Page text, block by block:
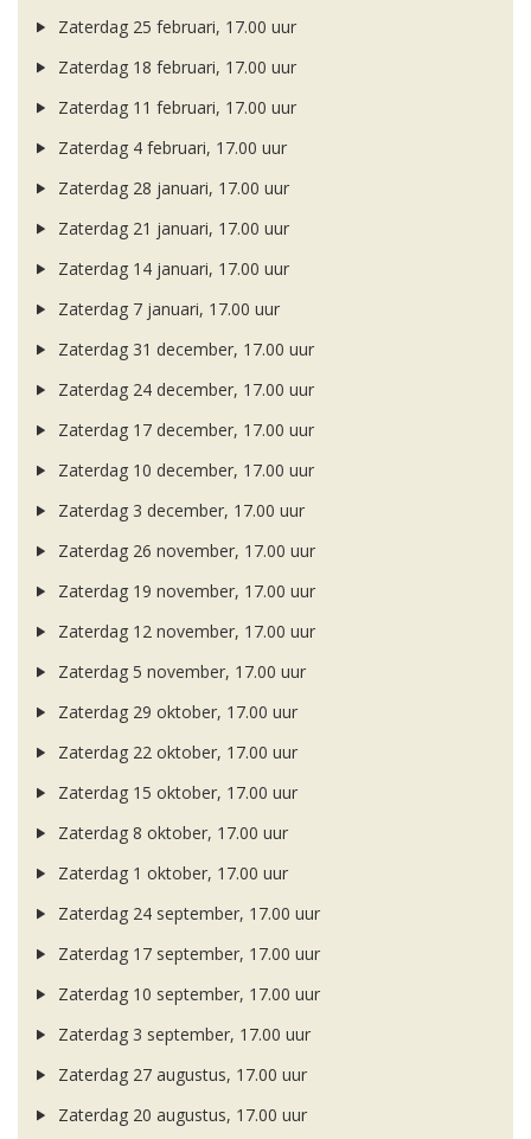
Zaterdag 25 februari, 17.00 uur
Zaterdag 18 februari, 17.00 uur
Zaterdag 11 februari, 17.00 uur
Zaterdag 4 februari, 17.00 uur
Zaterdag 28 januari, 17.00 uur
Zaterdag 21 januari, 17.00 uur
Zaterdag 14 januari, 17.00 uur
Zaterdag 7 januari, 17.00 uur
Zaterdag 31 december, 17.00 uur
Zaterdag 24 december, 17.00 uur
Zaterdag 17 december, 17.00 uur
Zaterdag 10 december, 17.00 uur
Zaterdag 3 december, 17.00 uur
Zaterdag 26 november, 17.00 uur
Zaterdag 19 november, 17.00 uur
Zaterdag 12 november, 17.00 uur
Zaterdag 5 november, 17.00 uur
Zaterdag 29 oktober, 17.00 uur
Zaterdag 22 oktober, 17.00 uur
Zaterdag 15 oktober, 17.00 uur
Zaterdag 8 oktober, 17.00 uur
Zaterdag 1 oktober, 17.00 uur
Zaterdag 24 september, 17.00 uur
Zaterdag 17 september, 17.00 uur
Zaterdag 10 september, 17.00 uur
Zaterdag 3 september, 17.00 uur
Zaterdag 27 augustus, 17.00 uur
Zaterdag 20 augustus, 17.00 uur